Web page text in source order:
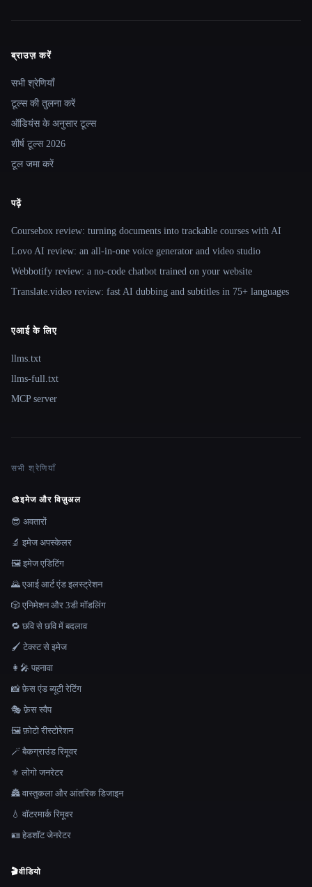
Site navigation
ब्राउज़ करें
सभी श्रेणियाँ
टूल्स की तुलना करें
ऑडियंस के अनुसार टूल्स
शीर्ष टूल्स 2026
टूल जमा करें
पढ़ें
Coursebox review: turning documents into trackable courses with AI
Lovo AI review: an all-in-one voice generator and video studio
Webbotify review: a no-code chatbot trained on your website
Translate.video review: fast AI dubbing and subtitles in 75+ languages
एआई के लिए
llms.txt
llms-full.txt
MCP server
सभी श्रेणियाँ
🎨इमेज और विज़ुअल
😎 अवतारों
🔬 इमेज अपस्केलर
🖼️ इमेज एडिटिंग
🌄 एआई आर्ट एंड इलस्ट्रेशन
🎲 एनिमेशन और 3डी मॉडलिंग
🔁 छवि से छवि में बदलाव
🖌️ टेक्स्ट से इमेज
👩‍🎤 पहनावा
📸 फ़ेस एंड ब्यूटी रेटिंग
🎭 फ़ेस स्वैप
🖼️ फ़ोटो रीस्टोरेशन
🪄 बैकग्राउंड रिमूवर
⚜️ लोगो जनरेटर
🏯 वास्तुकला और आंतरिक डिजाइन
💧 वॉटरमार्क रिमूवर
🪪 हेडशॉट जेनरेटर
🎬वीडियो